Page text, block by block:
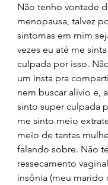
Não tenho vontade
menopausa, talvez
sintomas em mim
vezes eu até me
culpada por isso.
um insta pra
nem buscar alívio e,
sinto super culpada
me sinto meio
meio de tantas
falando sobre. Não
ressecamento
insônia (meu marido